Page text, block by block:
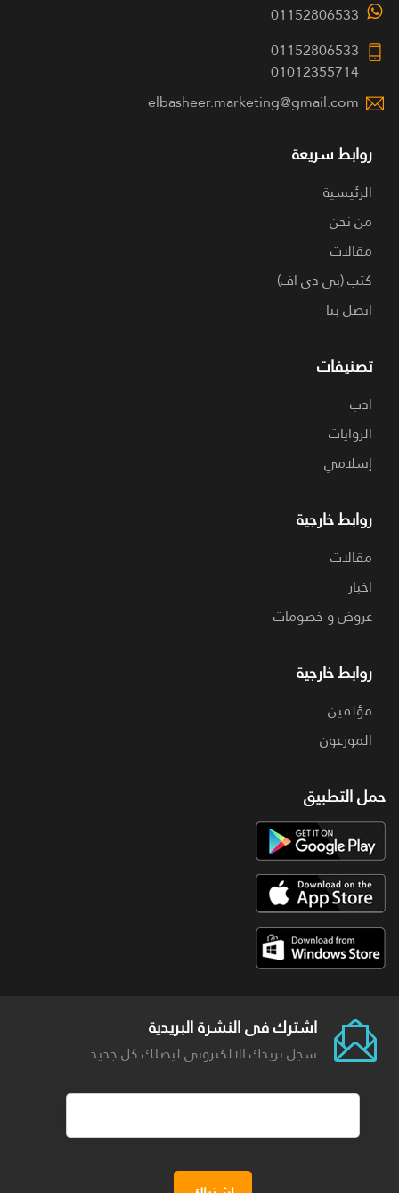
01152806533
01152806533
01012355714
elbasheer.marketing@gmail.com
روابط سريعة
الرئيسية
من نحن
مقالات
كتب (بي دي اف)
اتصل بنا
تصنيفات
ادب
الروايات
إسلامي
روابط خارجية
مقالات
اخبار
عروض و خصومات
روابط خارجية
مؤلفين
الموزعون
حمل التطبيق
اشترك فى النشرة البريدية
سجل بريدك الالكترونى ليصلك كل جديد